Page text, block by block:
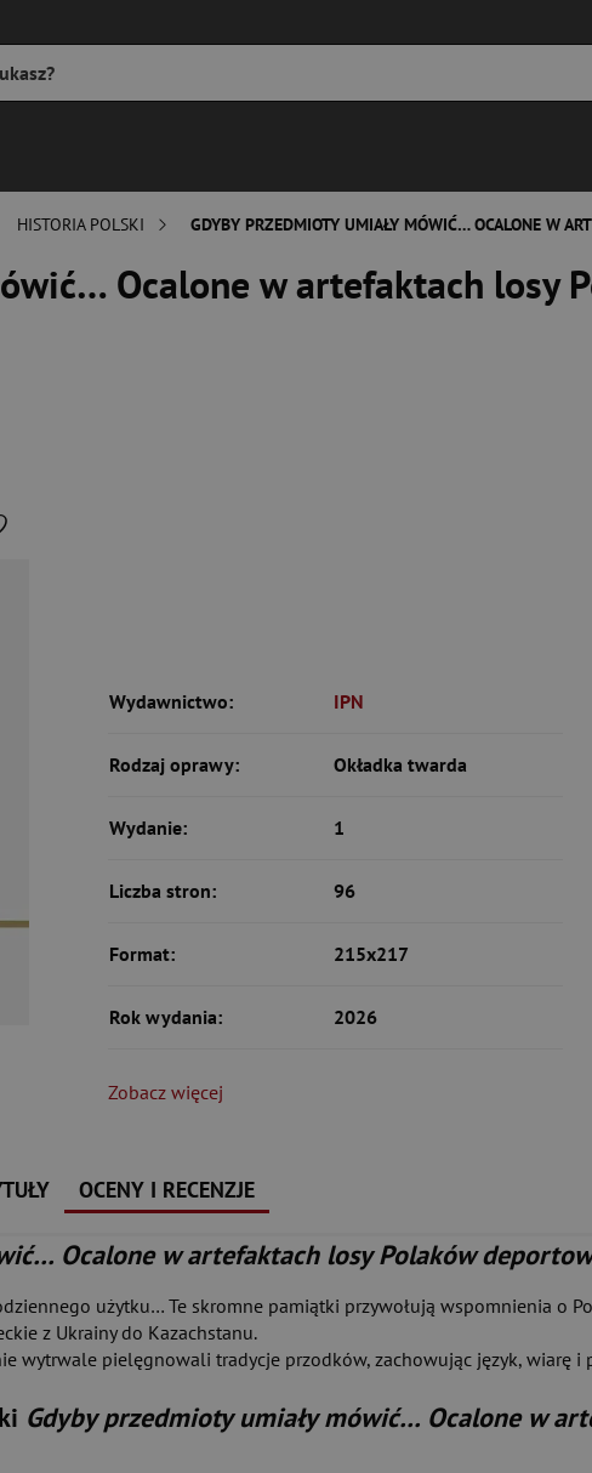
HISTORIA POLSKI GDYBY PRZEDMIOTY UMIAŁY MÓWIĆ… OCALONE W
Ocalone w artefaktach losy
Wydawnictwo: IPN
Rodzaj oprawy: Okładka twarda
Wydanie: 1
Liczba stron: 96
Format: 215x217
Rok wydania: 2026
Zobacz więcej
OCENY I RECENZJE
Ocalone w artefaktach losy Polaków
użytku… Te skromne pamiątki przywołują wspomnienia o
z Ukrainy do Kazachstanu.
wytrwale pielęgnowali tradycje przodków, zachowując język, wiarę i
Gdyby przedmioty umiały mówić… Ocalone w